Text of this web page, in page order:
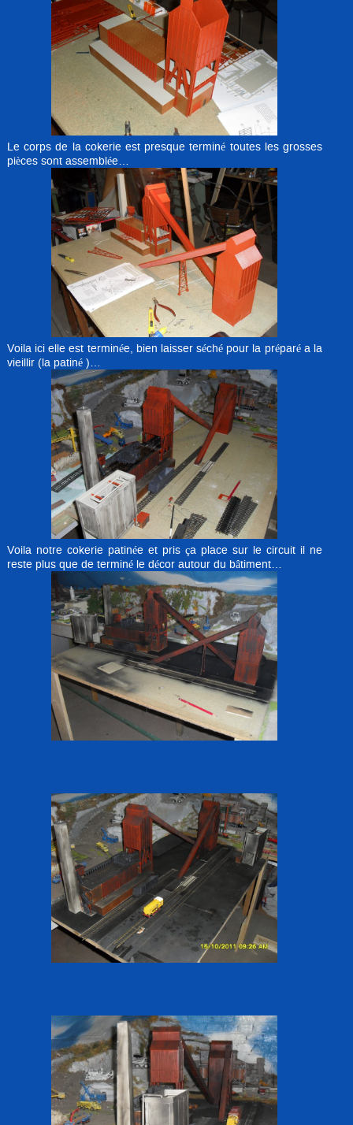
Le corps de la cokerie est presque terminé toutes les grosses
pièces sont assemblée…
Voila ici elle est terminée, bien laisser séché pour la préparé a la
vieillir (la patiné )…
Voila notre cokerie patinée et pris ça place sur le circuit il ne
reste plus que de terminé le décor autour du bâtiment…